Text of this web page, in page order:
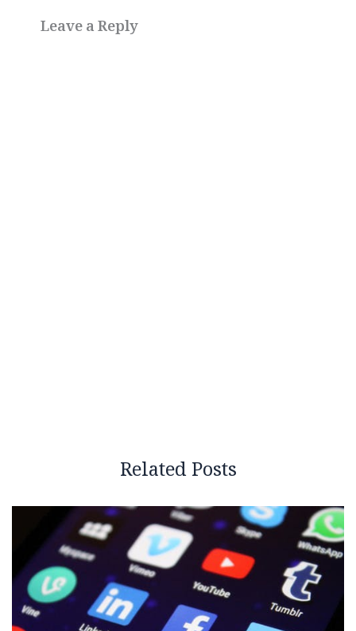
Leave a Reply
Related Posts